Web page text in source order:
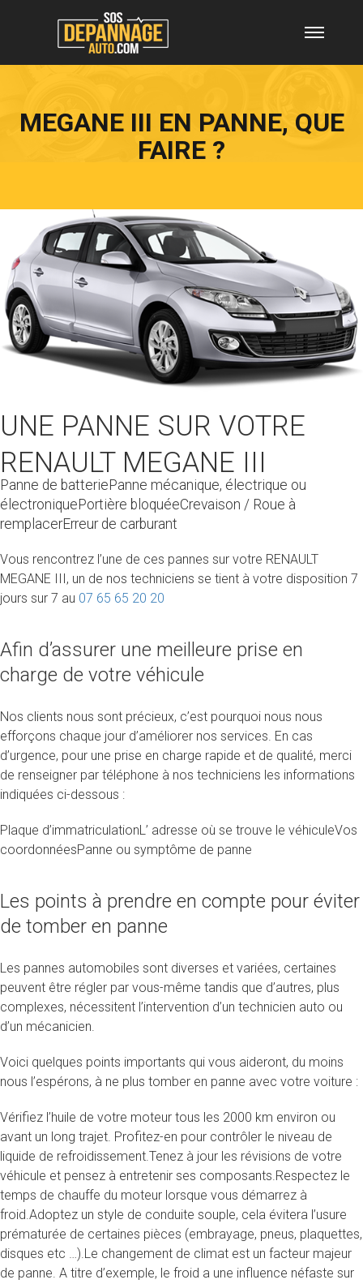
MEGANE III EN PANNE, QUE
FAIRE ?
UNE PANNE SUR VOTRE
RENAULT MEGANE III
Panne de batteriePanne mécanique, électrique ou
électroniquePortière bloquéeCrevaison / Roue à
remplacerErreur de carburant
Vous rencontrez l’une de ces pannes sur votre RENAULT
MEGANE III, un de nos techniciens se tient à votre disposition 7
jours sur 7 au 07 65 65 20 20
Afin d’assurer une meilleure prise en
charge de votre véhicule
Nos clients nous sont précieux, c’est pourquoi nous nous
efforçons chaque jour d’améliorer nos services. En cas
d’urgence, pour une prise en charge rapide et de qualité, merci
de renseigner par téléphone à nos techniciens les informations
indiquées ci-dessous :
Plaque d’immatriculationL’ adresse où se trouve le véhiculeVos
coordonnéesPanne ou symptôme de panne
Les points à prendre en compte pour éviter
de tomber en panne
Les pannes automobiles sont diverses et variées, certaines
peuvent être régler par vous-même tandis que d’autres, plus
complexes, nécessitent l’intervention d’un technicien auto ou
d’un mécanicien.
Voici quelques points importants qui vous aideront, du moins
nous l’espérons, à ne plus tomber en panne avec votre voiture :
Vérifiez l’huile de votre moteur tous les 2000 km environ ou
avant un long trajet. Profitez-en pour contrôler le niveau de
liquide de refroidissement.Tenez à jour les révisions de votre
véhicule et pensez à entretenir ses composants.Respectez le
temps de chauffe du moteur lorsque vous démarrez à
froid.Adoptez un style de conduite souple, cela évitera l’usure
prématurée de certaines pièces (embrayage, pneus, plaquettes,
disques etc …).Le changement de climat est un facteur majeur
de panne. A titre d’exemple, le froid a une influence néfaste sur